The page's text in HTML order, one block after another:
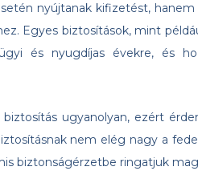
nyújtanak kifizetést,
Egyes biztosítások, mint
és nyugdíjas évekre, és
ugyanolyan, ezért
nem elég nagy a
biztonságérzetbe ringatjuk